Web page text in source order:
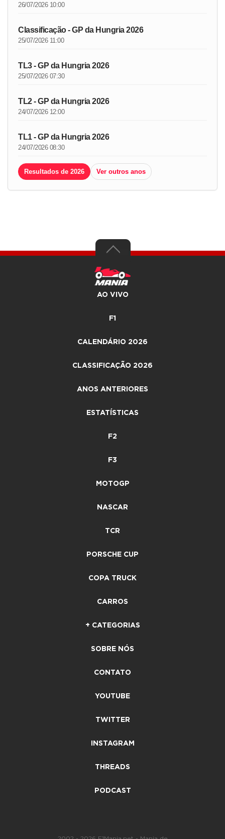
26/07/2026 10:00
Classificação - GP da Hungria 2026
25/07/2026 11:00
TL3 - GP da Hungria 2026
25/07/2026 07:30
TL2 - GP da Hungria 2026
24/07/2026 12:00
TL1 - GP da Hungria 2026
24/07/2026 08:30
Resultados de 2026 Ver outros anos
AO VIVO
F1
CALENDÁRIO 2026
CLASSIFICAÇÃO 2026
ANOS ANTERIORES
ESTATÍSTICAS
F2
F3
MOTOGP
NASCAR
TCR
PORSCHE CUP
COPA TRUCK
CARROS
+ CATEGORIAS
SOBRE NÓS
CONTATO
YOUTUBE
TWITTER
INSTAGRAM
THREADS
PODCAST